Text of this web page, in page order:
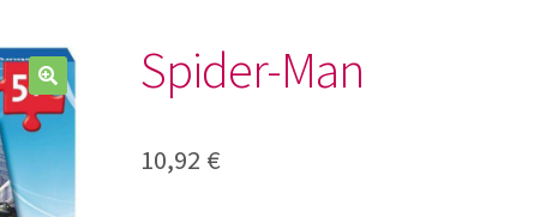
Spider-Man
10,92 €